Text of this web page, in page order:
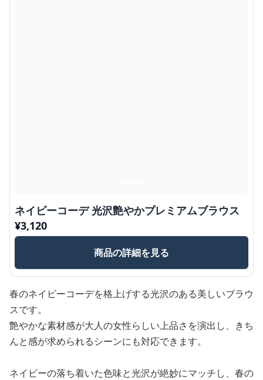
ネイビーコーデ 光沢艶やかプレミアムブラウス
¥3,120
商品の詳細を見る
春のネイビーコーデを格上げする光沢のある美しいブラウ
スです。
艶やかな素材感が大人の女性らしい上品さを演出し、きち
んと感が求められるシーンにも対応できます。
ネイビーの落ち着いた色味と光沢が絶妙にマッチし、春の